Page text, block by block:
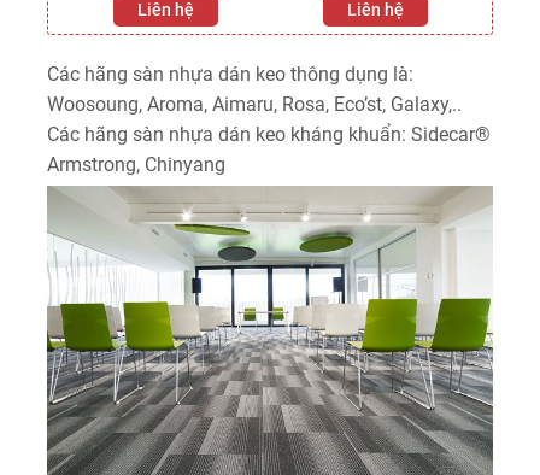
Liên hệ
Liên hệ
Các hãng sàn nhựa dán keo thông dụng là:
Woosoung, Aroma, Aimaru, Rosa, Eco’st, Galaxy,..
Các hãng sàn nhựa dán keo kháng khuẩn: Sidecar®
Armstrong, Chinyang